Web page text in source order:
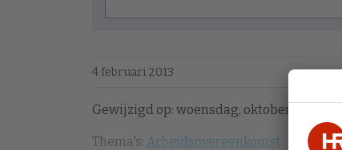
4 februari 2013
Gewijzigd op: woensdag, oktober 17, 2018 -
Thema's: Arbeidsovereenkomst